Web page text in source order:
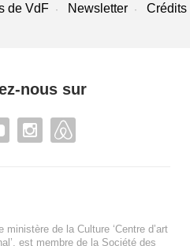
de VdF Newsletter Crédits
nous sur
de la Culture ‘Centre d’art
est membre de la Société des